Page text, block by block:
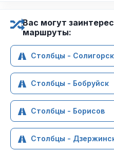
Вас могут
маршруты:
Столбцы - Солигорск
Столбцы - Бобруйск
Столбцы - Борисов
Столбцы -